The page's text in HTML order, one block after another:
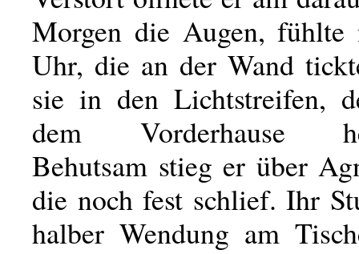
Morgen die Augen, fühlte
Uhr, die an der Wand
sie in den Lichtstreifen,
dem Vorderhause
Behutsam stieg er über
die noch fest schlief. Ihr
halber Wendung am